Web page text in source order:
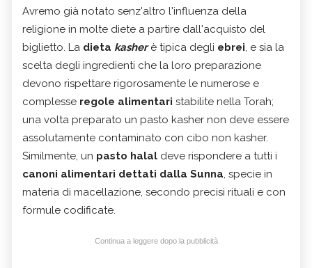
Avremo già notato senz'altro l'influenza della
religione in molte diete a partire dall'acquisto del
biglietto. La dieta kasherè tipica degli ebrei, e sia la
scelta degli ingredienti che la loro preparazione
devono rispettare rigorosamente le numerose e
complesse regole alimentari stabilite nella Torah;
una volta preparato un pasto kasher non deve essere
assolutamente contaminato con cibo non kasher.
Similmente, un pasto halal deve rispondere a tutti i
canoni alimentari dettati dalla Sunna, specie in
materia di macellazione, secondo precisi rituali e con
formule codificate.
Continua a leggere dopo la pubblicità